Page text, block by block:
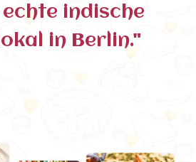
indische
in Berlin."